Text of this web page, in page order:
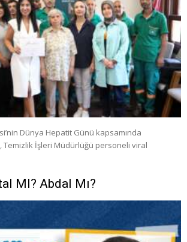
Dünya Hepatit Günü kapsamında
Temizlik İşleri Müdürlüğü personeli viral
MI? Abdal Mı?